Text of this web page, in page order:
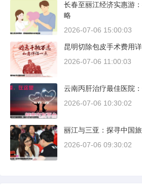
长春至丽江经济实惠游
略
2026-07-06 15:00:03
昆明切除包皮手术费用
2026-07-06 11:00:03
云南丙肝治疗最佳医院
2026-07-06 10:30:02
丽江与三亚：探寻中国
2026-07-06 09:30:02